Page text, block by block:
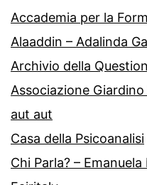
Accademia per la
Alaaddin – Adalinda
Archivio della
Associazione
aut aut
Casa della Psicoanalisi
Chi Parla? –